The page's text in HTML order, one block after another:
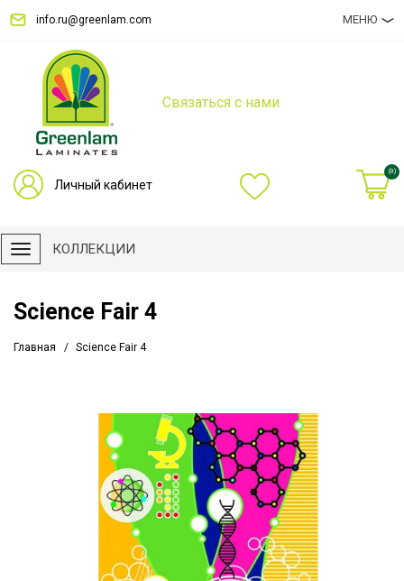
info.ru@greenlam.com МЕНЮ
Связаться с нами
Личный кабинет
(0)
КОЛЛЕКЦИИ
Science Fair 4
Главная Science Fair 4